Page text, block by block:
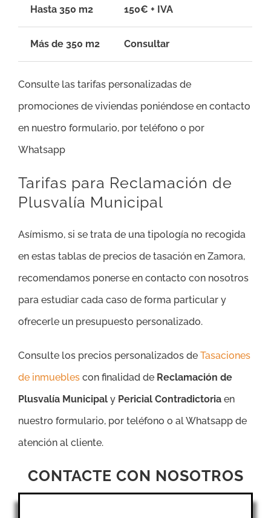
Hasta 350 m2 150€ + IVA
Más de 350 m2 Consultar
Consulte las tarifas personalizadas de
promociones de viviendas poniéndose en contacto
en nuestro formulario, por teléfono o por
Whatsapp
Tarifas para Reclamación de
Plusvalía Municipal
Asímismo, si se trata de una tipología no recogida
en estas tablas de precios de tasación en Zamora,
recomendamos ponerse en contacto con nosotros
para estudiar cada caso de forma particular y
ofrecerle un presupuesto personalizado.
Consulte los precios personalizados de Tasaciones
de inmuebles con finalidad de Reclamación de
Plusvalía Municipal y Pericial Contradictoria en
nuestro formulario, por teléfono o al Whatsapp de
atención al cliente.
CONTACTE CON NOSOTROS